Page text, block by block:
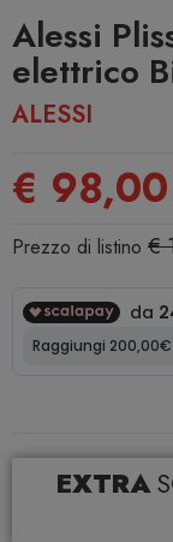
Alessi
elettrico
ALESSI
€ 98,00
Prezzo di listino €
EXTRA